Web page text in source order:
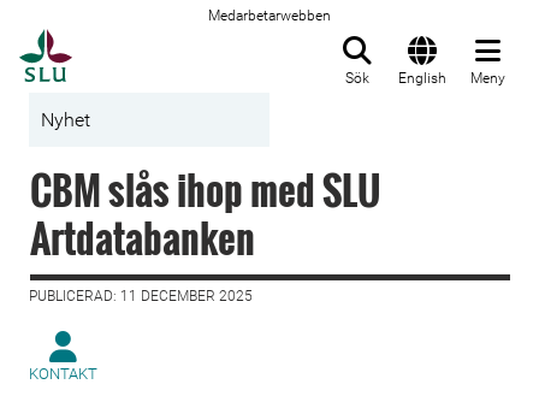
Medarbetarwebben
Sök English Meny
Nyhet
CBM slås ihop med SLU
Artdatabanken
PUBLICERAD: 11 DECEMBER 2025
KONTAKT